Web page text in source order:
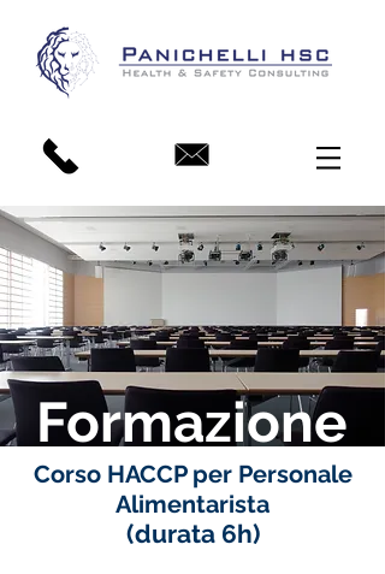
Formazione
Corso HACCP per Personale
Alimentarista
(durata 6h)